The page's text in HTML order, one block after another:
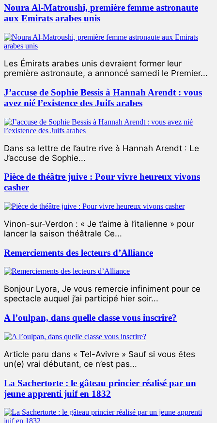
Noura Al-Matroushi, première femme astronaute
aux Emirats arabes unis
Les Émirats arabes unis devraient former leur
première astronaute, a annoncé samedi le Premier...
J’accuse de Sophie Bessis à Hannah Arendt : vous
avez nié l’existence des Juifs arabes
Dans sa lettre de l’autre rive à Hannah Arendt : Le
J’accuse de Sophie...
Pièce de théâtre juive : Pour vivre heureux vivons
casher
Vinon-sur-Verdon : « Je t’aime à l’italienne » pour
lancer la saison théâtrale Ce...
Remerciements des lecteurs d’Alliance
Bonjour Lyora, Je vous remercie infiniment pour ce
spectacle auquel j’ai participé hier soir...
A l’oulpan, dans quelle classe vous inscrire?
Article paru dans « Tel-Avivre » Sauf si vous êtes
un(e) vrai débutant, ce n’est pas...
La Sachertorte : le gâteau princier réalisé par un
jeune apprenti juif en 1832